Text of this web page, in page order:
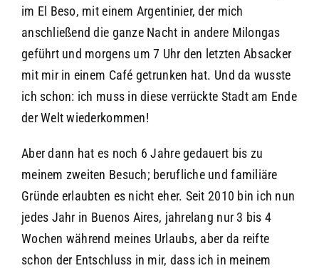
im El Beso, mit einem Argentinier, der mich
anschließend die ganze Nacht in andere Milongas
geführt und morgens um 7 Uhr den letzten Absacker
mit mir in einem Café getrunken hat. Und da wusste
ich schon: ich muss in diese verrückte Stadt am Ende
der Welt wiederkommen!
Aber dann hat es noch 6 Jahre gedauert bis zu
meinem zweiten Besuch; berufliche und familiäre
Gründe erlaubten es nicht eher. Seit 2010 bin ich nun
jedes Jahr in Buenos Aires, jahrelang nur 3 bis 4
Wochen während meines Urlaubs, aber da reifte
schon der Entschluss in mir, dass ich in meinem